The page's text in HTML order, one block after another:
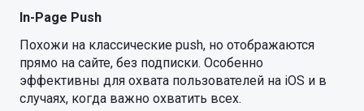
In-Page Push
Похожи на классические push, но отображаются
прямо на сайте, без подписки. Особенно
эффективны для охвата пользователей на iOS и в
случаях, когда важно охватить всех.